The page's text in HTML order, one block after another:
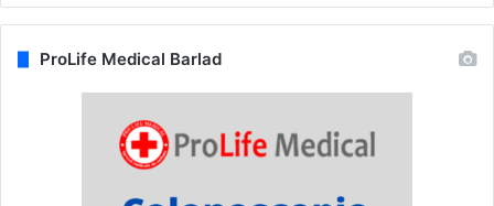
ProLife Medical Barlad